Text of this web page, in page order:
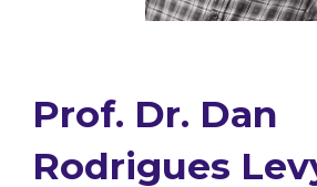
Prof. Dr. Dan
Rodrigues